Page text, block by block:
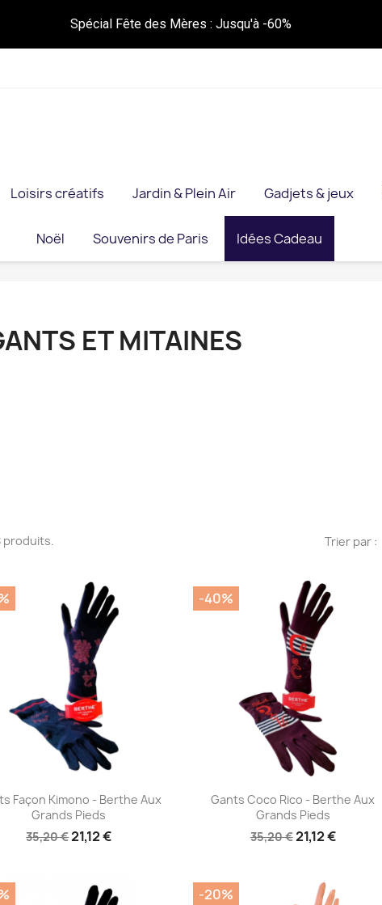
Spécial Fête des Mères : Jusqu'à -60%
Loisirs créatifs Jardin & Plein Air Gadjets & jeux
Noël Souvenirs de Paris Idées Cadeau
ET MITAINES
produits. Trier par :
Aperçu rapide
Façon Kimono - Berthe Aux
Grands Pieds
35,20 €21,12 €
Aperçu rapide
Gants Coco Rico - Berthe Aux
Grands Pieds
35,20 €21,12 €
-40%
-20%